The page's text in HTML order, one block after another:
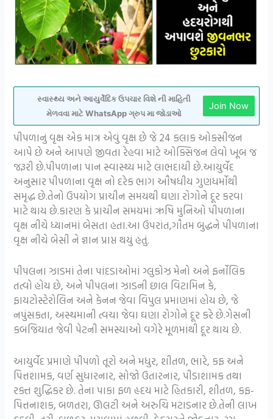
સ્વાસ્થ્ય અને આયુર્વેદિક ઉપચાર વિશે ની માહિતી
મેળવવા માટે WhatsApp ગ્રુપ મા જોડાઓ
Join Now
પીપળાનું વૃક્ષ એક માત્ર એવું વૃક્ષ છે જે 24 કલાક ઓક્સીજન
આપે છે અને આપણે જીવતા રેહવા માટે ઓક્સિજન લેવો ખૂબ જ
જરૂરી છે.પીપળાના પાન સ્વાસ્થ્ય માટે લાભદાયી છે.આયુર્વેદ
અનુસાર પીપળાના વૃક્ષ નો દરેક ભાગ ઔષધીય ગુણધર્મોથી
સમૃદ્ધ છે.તેનો ઉપયોગ પ્રાચીન સમયથી ઘણા રોગોને દૂર કરવા
માટે થાય છે.કારણ કે પ્રાચીન સમયમાં ઋષિ મુનિઓ પીપળાના
વૃક્ષ નીચે ધ્યાનમાં બેસતા હતા.આ ઉપરાંત,ગૌતમ બુદ્ધને પીપળાના
વૃક્ષ નીચે બેસી ને જ્ઞાન પ્રાપ્ત થયું હતું.
પીપલના ઝાડમાં તેના પાંદડાઓમાં ગ્લુકોઝ મેનો અને ફર્નોલિક
તત્વો હોય છે, અને પીપલના ઝાડની છાલ વિટામિન કે,
ફાયટોસ્ટેરોલિન અને કેનન જેવા વિપુલ પ્રમાણમાં હોય છે, જે
નપુંસકતા, અસ્થમાની ત્વચા જેવા ઘણા રોગોને દૂર કરે છે.ગેસની
કબજિયાત જેવી પેટની સમસ્યાઓ વગેરે મૂળમાંથી દૂર થાય છે.
આયુર્વેદ પ્રમાણે પીપળો તૂરો અને મધુર, શીતળ, ભારે, કફ અને
પિત્તશામક, વર્ણ સુધારનાર, સોજો ઉતારનાર, પીડાશામક તથા
રક્ત શુદ્ધિકર છે. તેના પાકા ફળ હૃદય માટે હિતકારી, શીતળ, કફ-
પિત્તનાશક, બળતરા, ઊલટી અને અરુચિ મટાડનાર છે.તેની લાખ